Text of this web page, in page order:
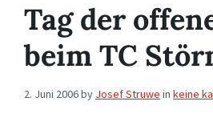
Tag der
beim TC
2. Juni 2006by Josef Struwe in keine